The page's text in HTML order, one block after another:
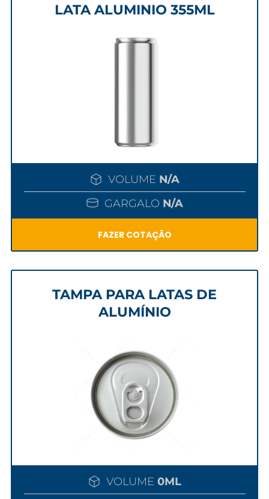
LATA ALUMINIO 355ML
VOLUME N/A
GARGALO N/A
FAZER COTAÇÃO
TAMPA PARA LATAS DE
ALUMÍNIO
VOLUME 0ML